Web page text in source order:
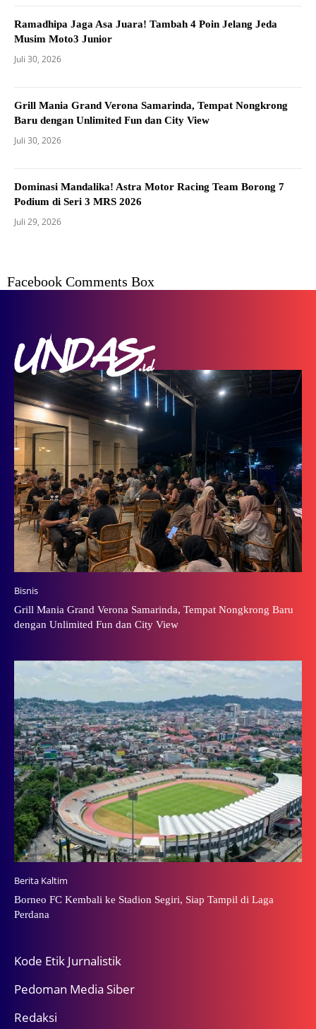
Ramadhipa Jaga Asa Juara! Tambah 4 Poin Jelang Jeda
Musim Moto3 Junior
Juli 30, 2026
Grill Mania Grand Verona Samarinda, Tempat Nongkrong
Baru dengan Unlimited Fun dan City View
Juli 30, 2026
Dominasi Mandalika! Astra Motor Racing Team Borong 7
Podium di Seri 3 MRS 2026
Juli 29, 2026
Facebook Comments Box
Bisnis
Grill Mania Grand Verona Samarinda, Tempat Nongkrong Baru
dengan Unlimited Fun dan City View
Berita Kaltim
Borneo FC Kembali ke Stadion Segiri, Siap Tampil di Laga
Perdana
Kode Etik Jurnalistik
Pedoman Media Siber
Redaksi